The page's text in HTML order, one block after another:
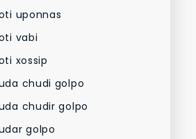
uponnas
vabi
xossip
chudi golpo
chudir golpo
golpo